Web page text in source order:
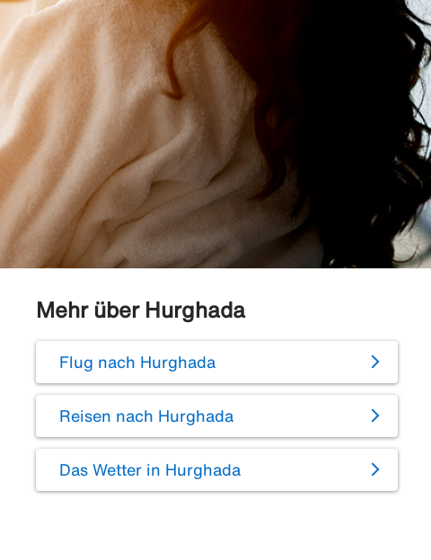
Mehr über Hurghada
Flug nach Hurghada
Reisen nach Hurghada
Das Wetter in Hurghada